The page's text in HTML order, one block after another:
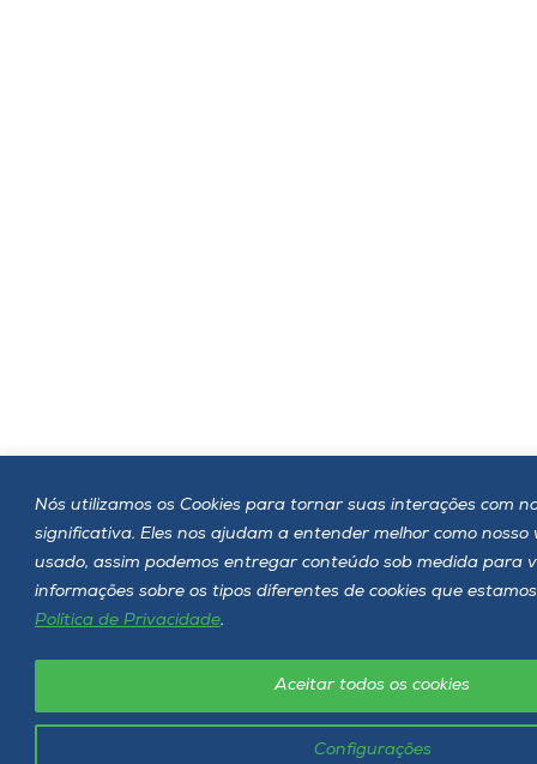
Nós utilizamos os Cookies para tornar suas interações com
significativa. Eles nos ajudam a entender melhor como nosso
usado, assim podemos entregar conteúdo sob medida para
informações sobre os tipos diferentes de cookies que
Política de Privacidade.
Configurações
Aceitar todos os cookies